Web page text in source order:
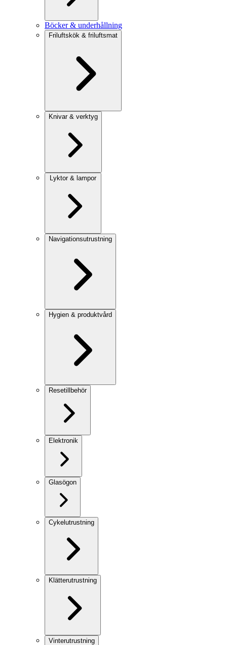
Böcker & underhållning
Friluftskök & friluftsmat
Knivar & verktyg
Lyktor & lampor
Navigationsutrustning
Hygien & produktvård
Resetillbehör
Elektronik
Glasögon
Cykelutrustning
Klätterutrustning
Vinterutrustning